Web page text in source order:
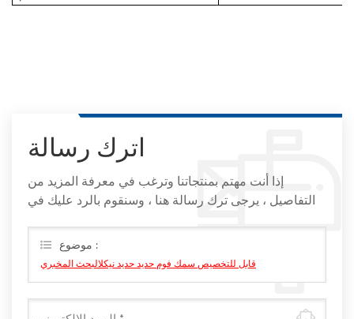
اترك رسالة
إذا أنت مهتم بمنتجاتنا وترغب في معرفة المزيد من
التفاصيل ، يرجى ترك رسالة هنا ، وسنقوم بالرد عليك في
موضوع :
قابل للتخصيص سمك فوم حديد حديد نيكلالبحث المخبري